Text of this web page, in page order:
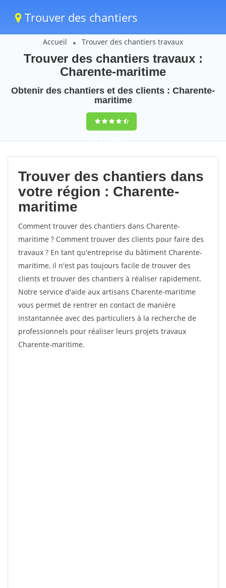
Trouver des chantiers
Accueil Trouver des chantiers travaux
Trouver des chantiers travaux :
Charente-maritime
Obtenir des chantiers et des clients : Charente-
maritime
9,5(100%)79
votes
Trouver des chantiers dans
votre région : Charente-
maritime
Comment trouver des chantiers dans Charente-
maritime ? Comment trouver des clients pour faire des
travaux ? En tant qu'entreprise du bâtiment Charente-
maritime, il n'est pas toujours facile de trouver des
clients et trouver des chantiers à réaliser rapidement.
Notre service d'aide aux artisans Charente-maritime
vous permet de rentrer en contact de manière
instantannée avec des particuliers à la recherche de
professionnels pour réaliser leurs projets travaux
Charente-maritime.